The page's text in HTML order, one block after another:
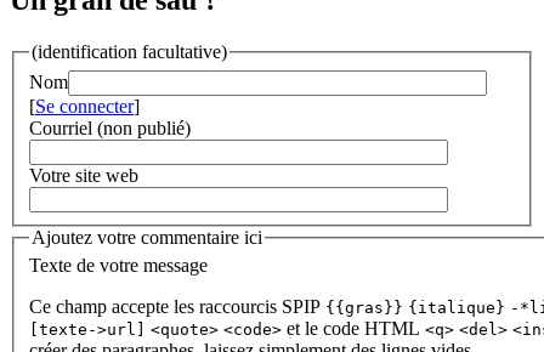
(identification facultative)
Nom
[Se connecter]
Courriel (non publié)
Votre site web
Ajoutez votre commentaire ici
Texte de votre message
Ce champ accepte les raccourcis SPIP {{gras}} {italique} -
[texte->url]
<quote> <code> et le code HTML <q> <del>